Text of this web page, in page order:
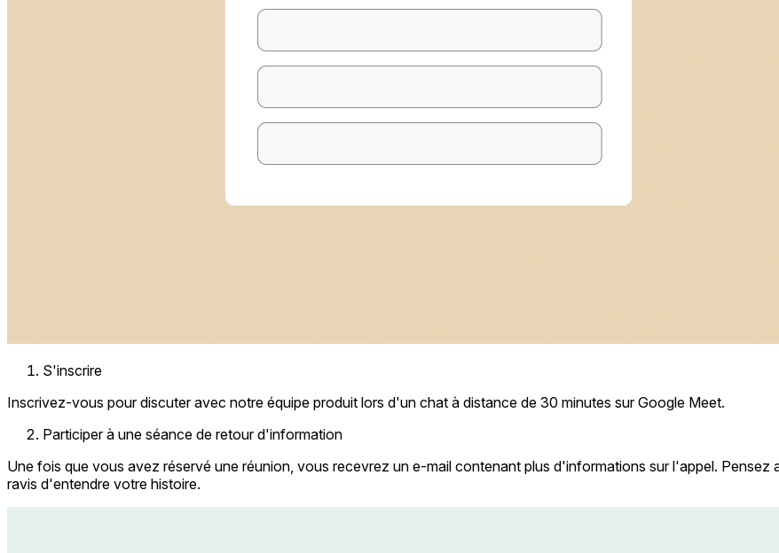
S'inscrire
Inscrivez-vous pour discuter avec notre équipe produit lors d'un chat à distance de 30 minutes sur Google Meet.
Participer à une séance de retour d'information
Une fois que vous avez réservé une réunion, vous recevrez un e-mail contenant plus d'informations sur l'appel.
ravis d'entendre votre histoire.